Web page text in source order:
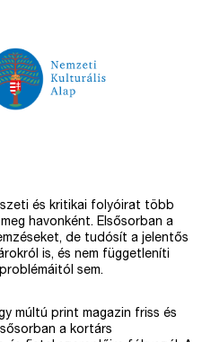
és kritikai folyóirat több
havonként. Elsősorban a
de tudósít a jelentős
is, és nem függetleníti
sem.
múltú print magazin friss és
a kortárs